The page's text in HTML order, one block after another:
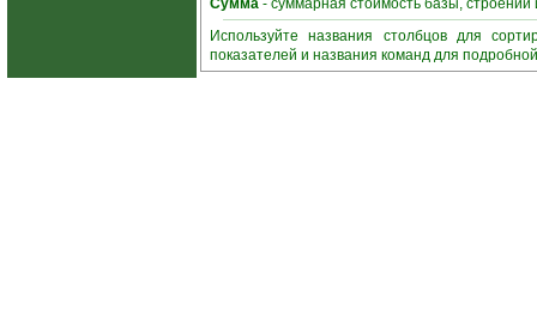
Сумма - суммарная стоимость базы,
Используйте названия столбцов для
показателей и названия команд для